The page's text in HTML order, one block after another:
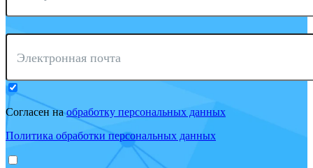
Электронная почта
Согласен наобработку персональных данных
Политика обработки персональных данных